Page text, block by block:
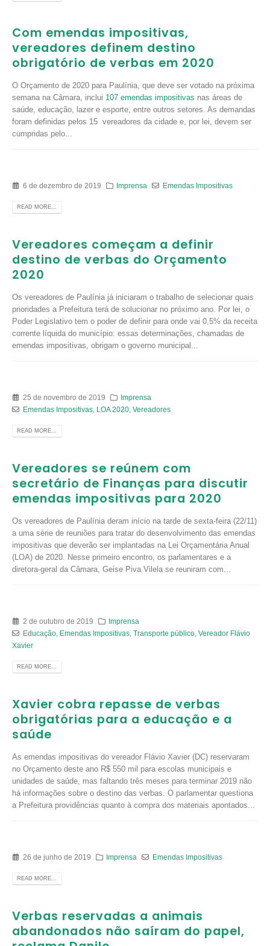
Com emendas impositivas,
vereadores definem destino
obrigatório de verbas em 2020
O Orçamento de 2020 para Paulínia, que deve ser votado na próxima
semana na Câmara, inclui 107 emendas impositivas nas áreas de
saúde, educação, lazer e esporte, entre outros setores. As demandas
foram definidas pelos 15 vereadores da cidade e, por lei, devem ser
cumpridas pelo...
6 de dezembro de 2019 Imprensa Emendas Impositivas
READ MORE...
Vereadores começam a definir
destino de verbas do Orçamento
2020
Os vereadores de Paulínia já iniciaram o trabalho de selecionar quais
prioridades a Prefeitura terá de solucionar no próximo ano. Por lei, o
Poder Legislativo tem o poder de definir para onde vai 0,5% da receita
corrente líquida do município: essas determinações, chamadas de
emendas impositivas, obrigam o governo municipal...
25 de novembro de 2019
Imprensa
Emendas Impositivas, LOA 2020, Vereadores
READ MORE...
Vereadores se reúnem com
secretário de Finanças para discutir
emendas impositivas para 2020
Os vereadores de Paulínia deram início na tarde de sexta-feira (22/11)
a uma série de reuniões para tratar do desenvolvimento das emendas
impositivas que deverão ser implantadas na Lei Orçamentária Anual
(LOA) de 2020. Nesse primeiro encontro, os parlamentares e a
diretora-geral da Câmara, Geise Piva Vilela se reuniram com...
2 de outubro de 2019
Imprensa
Educação, Emendas Impositivas, Transporte público, Vereador Flávio
Xavier
READ MORE...
Xavier cobra repasse de verbas
obrigatórias para a educação e a
saúde
As emendas impositivas do vereador Flávio Xavier (DC) reservaram
no Orçamento deste ano R$ 550 mil para escolas municipais e
unidades de saúde, mas faltando três meses para terminar 2019 não
há informações sobre o destino das verbas. O parlamentar questiona
a Prefeitura providências quanto à compra dos materiais apontados...
26 de junho de 2019 Imprensa Emendas Impositivas
READ MORE...
Verbas reservadas a animais
abandonados não saíram do papel,